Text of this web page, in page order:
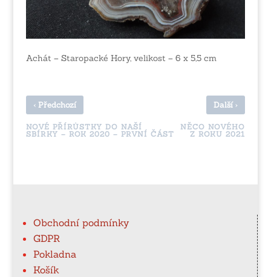
Achát – Staropacké Hory, velikost – 6 x 5,5 cm
‹Předchozí
NOVÉ PŘÍRŮSTKY DO NAŠÍ
SBÍRKY – ROK 2020 – PRVNÍ ČÁST
Další›
NĚCO NOVÉHO
Z ROKU 2021
Obchodní podmínky
GDPR
Pokladna
Košík